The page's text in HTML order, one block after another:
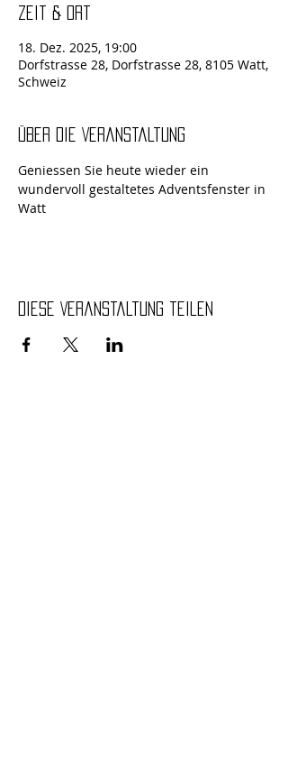
Zeit & Ort
18. Dez. 2025, 19:00
Dorfstrasse 28, Dorfstrasse 28, 8105 Watt,
Schweiz
Über die Veranstaltung
Geniessen Sie heute wieder ein
wundervoll gestaltetes Adventsfenster in
Watt
Diese Veranstaltung teilen